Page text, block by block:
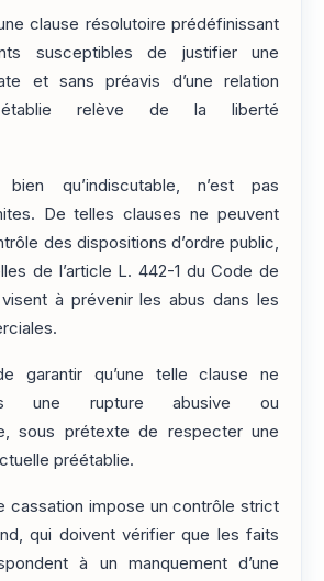
clause résolutoire prédéfinissant
susceptibles de justifier une
et sans préavis d’une relation
établie relève de la liberté
qu’indiscutable, n’est pas
De telles clauses ne peuvent
des dispositions d’ordre public,
de l’article L. 442-1 du Code de
à prévenir les abus dans les
garantir qu’une telle clause ne
une rupture abusive ou
sous prétexte de respecter une
préétablie.
cassation impose un contrôle strict
qui doivent vérifier que les faits
à un manquement d’une